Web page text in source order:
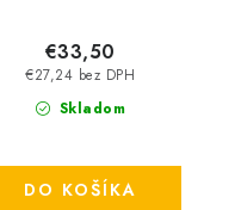
Skladom
€27,24 bez DPH
€33,50
DO KOŠÍKA